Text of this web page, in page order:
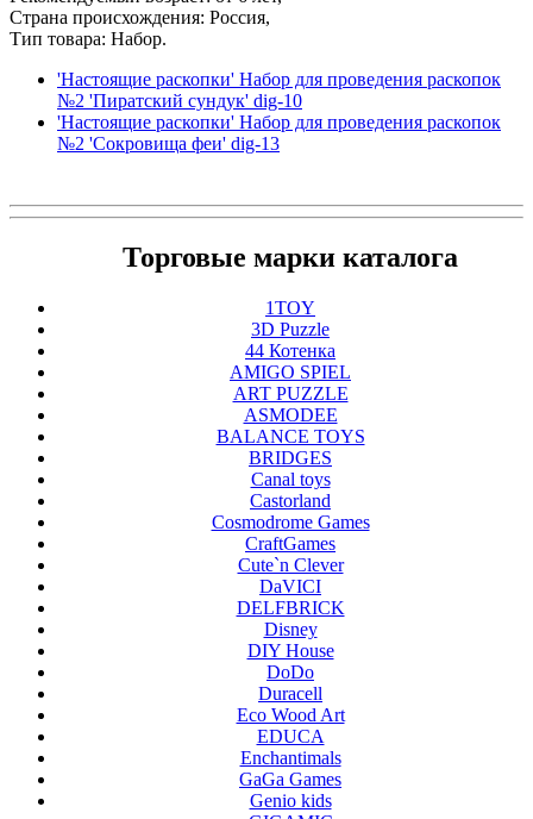
Страна происхождения: Россия,
Тип товара: Набор.
'Настоящие раскопки' Набор для проведения раскопок
№2 'Пиратский сундук' dig-10
'Настоящие раскопки' Набор для проведения раскопок
№2 'Сокровища феи' dig-13
Торговые марки каталога
1TOY
3D Puzzle
44 Котенка
AMIGO SPIEL
ART PUZZLE
ASMODEE
BALANCE TOYS
BRIDGES
Canal toys
Castorland
Cosmodrome Games
CraftGames
Cute`n Clever
DaVICI
DELFBRICK
Disney
DIY House
DoDo
Duracell
Eco Wood Art
EDUCA
Enchantimals
GaGa Games
Genio kids